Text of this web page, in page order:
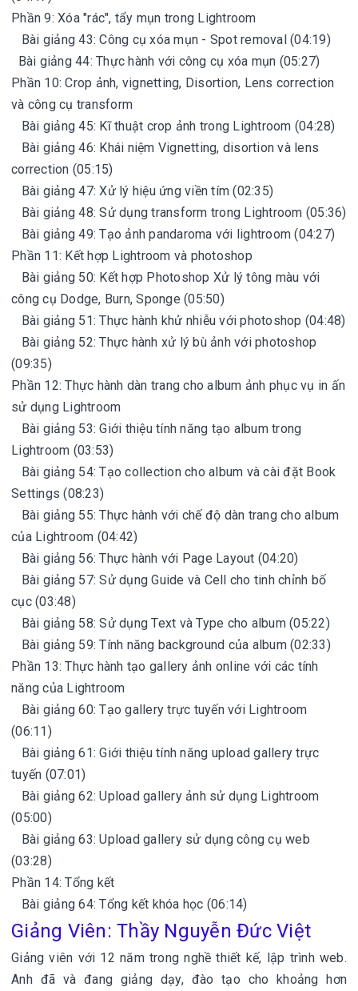
Phần 9: Xóa "rác", tẩy mụn trong Lightroom
Bài giảng 43: Công cụ xóa mụn - Spot removal (04:19)
Bài giảng 44: Thực hành với công cụ xóa mụn (05:27)
Phần 10: Crop ảnh, vignetting, Disortion, Lens correction
và công cụ transform
Bài giảng 45: Kĩ thuật crop ảnh trong Lightroom (04:28)
Bài giảng 46: Khái niệm Vignetting, disortion và lens
correction (05:15)
Bài giảng 47: Xử lý hiệu ứng viền tím (02:35)
Bài giảng 48: Sử dụng transform trong Lightroom (05:36)
Bài giảng 49: Tạo ảnh pandaroma với lightroom (04:27)
Phần 11: Kết hợp Lightroom và photoshop
Bài giảng 50: Kết hợp Photoshop Xử lý tông màu với
công cụ Dodge, Burn, Sponge (05:50)
Bài giảng 51: Thực hành khử nhiễu với photoshop (04:48)
Bài giảng 52: Thực hành xử lý bù ảnh với photoshop
(09:35)
Phần 12: Thực hành dàn trang cho album ảnh phục vụ in ấn
sử dụng Lightroom
Bài giảng 53: Giới thiệu tính năng tạo album trong
Lightroom (03:53)
Bài giảng 54: Tạo collection cho album và cài đặt Book
Settings (08:23)
Bài giảng 55: Thực hành với chế độ dàn trang cho album
của Lightroom (04:42)
Bài giảng 56: Thực hành với Page Layout (04:20)
Bài giảng 57: Sử dụng Guide và Cell cho tinh chỉnh bố
cục (03:48)
Bài giảng 58: Sử dụng Text và Type cho album (05:22)
Bài giảng 59: Tính năng background của album (02:33)
Phần 13: Thực hành tạo gallery ảnh online với các tính
năng của Lightroom
Bài giảng 60: Tạo gallery trực tuyến với Lightroom
(06:11)
Bài giảng 61: Giới thiệu tính năng upload gallery trực
tuyến (07:01)
Bài giảng 62: Upload gallery ảnh sử dụng Lightroom
(05:00)
Bài giảng 63: Upload gallery sử dụng công cụ web
(03:28)
Phần 14: Tổng kết
Bài giảng 64: Tổng kết khóa học (06:14)
Giảng Viên: Thầy Nguyễn Đức Việt
Giảng viên với 12 năm trong nghề thiết kế, lập trình web.
Anh đã và đang giảng dạy, đào tạo cho khoảng hơn